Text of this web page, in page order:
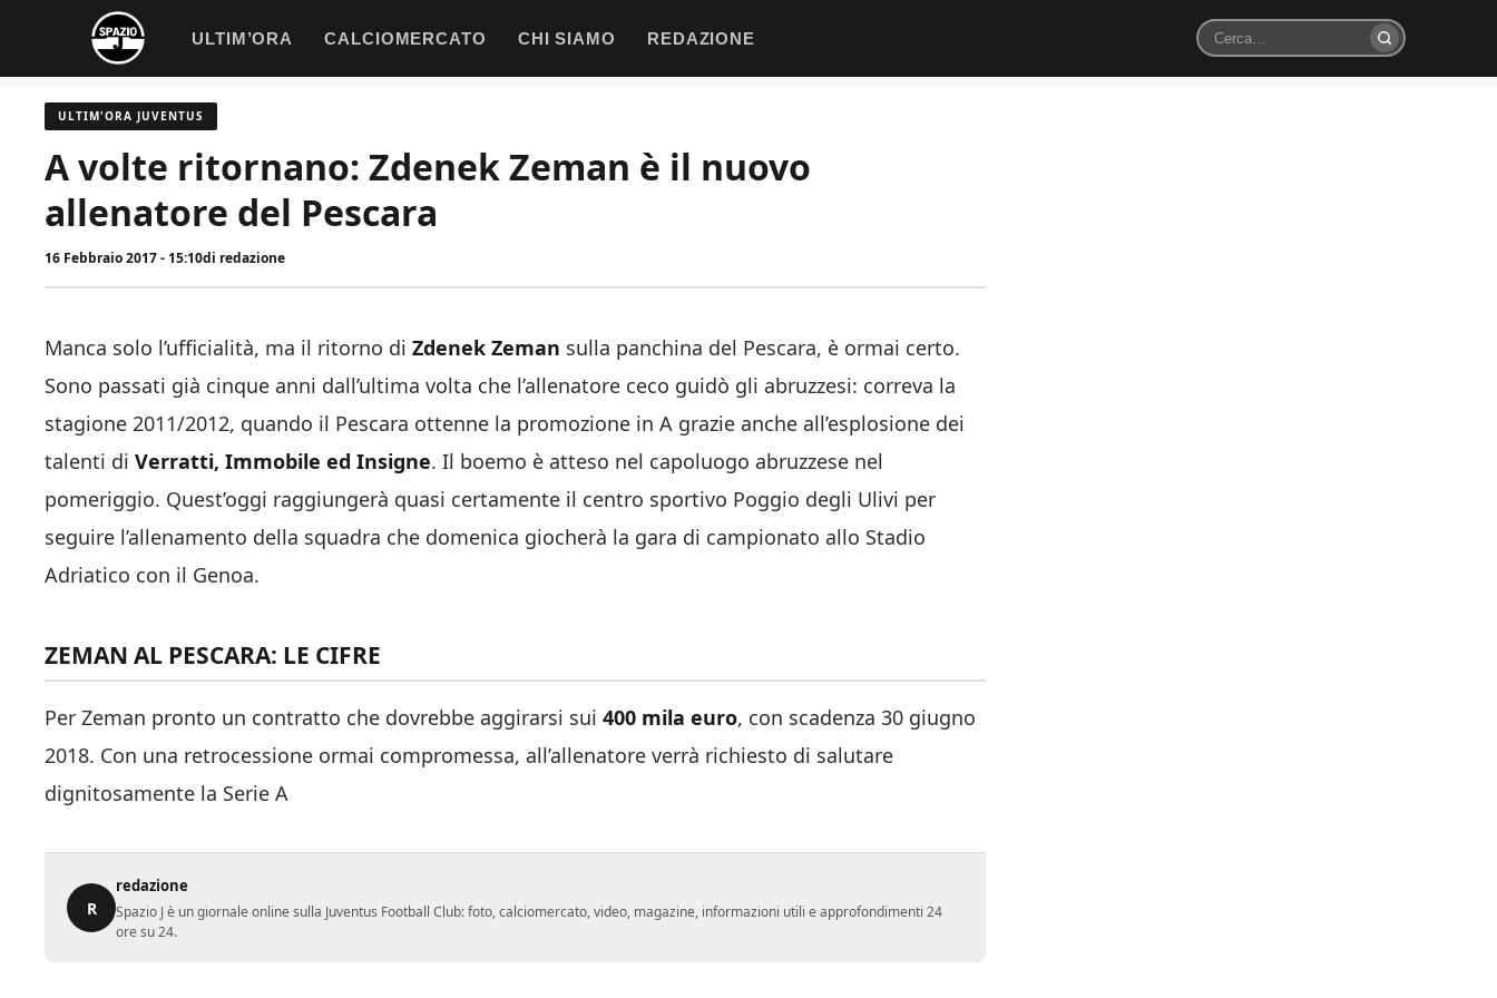
contenuto
ULTIM’ORA CALCIOMERCATO CHI SIAMO REDAZIONE
Cerca
ULTIM'ORA JUVENTUS
A volte ritornano: Zdenek Zeman è il nuovo
allenatore del Pescara
16 Febbraio 2017 - 15:10di redazione
Manca solo l’ufficialità, ma il ritorno di Zdenek Zeman sulla panchina del Pescara, è ormai certo.
Sono passati già cinque anni dall’ultima volta che l’allenatore ceco guidò gli abruzzesi: correva la
stagione 2011/2012, quando il Pescara ottenne la promozione in A grazie anche all’esplosione dei
talenti di Verratti, Immobile ed Insigne. Il boemo è atteso nel capoluogo abruzzese nel
pomeriggio. Quest’oggi raggiungerà quasi certamente il centro sportivo Poggio degli Ulivi per
seguire l’allenamento della squadra che domenica giocherà la gara di campionato allo Stadio
Adriatico con il Genoa.
ZEMAN AL PESCARA: LE CIFRE
Per Zeman pronto un contratto che dovrebbe aggirarsi sui 400 mila euro, con scadenza 30 giugno
2018. Con una retrocessione ormai compromessa, all’allenatore verrà richiesto di salutare
dignitosamente la Serie A
R
redazione
Spazio J è un giornale online sulla Juventus Football Club: foto, calciomercato, video, magazine, informazioni utili e approfondimenti 24
ore su 24.